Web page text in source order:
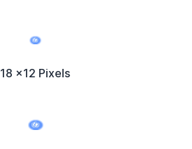
18 x12 Pixels